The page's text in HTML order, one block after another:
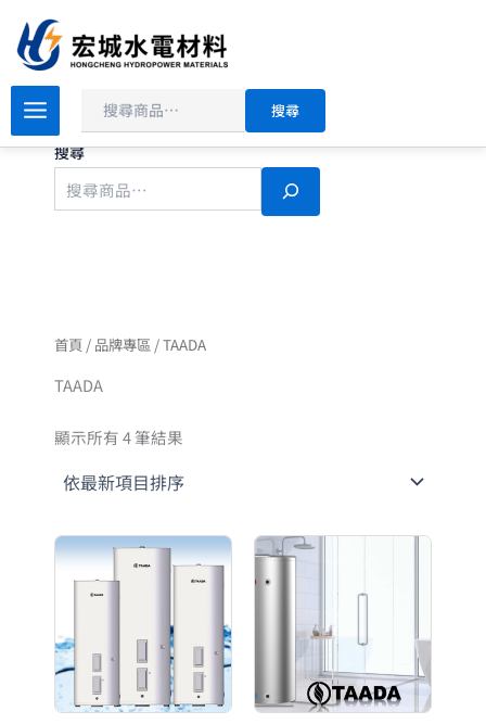
要
容
尋
搜尋
搜尋
首頁 / 品牌專區 / TAADA
TAADA
顯示所有 4 筆結果
新
項
目
價
格
範
到
NT$42,750
格：
目